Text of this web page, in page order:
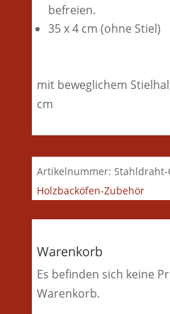
befreien.
35 x 4 cm (ohne Stiel)
mit beweglichem
cm
Artikelnummer:
Holzbacköfen-Zubehör
Warenkorb
Es befinden sich keine
Warenkorb.